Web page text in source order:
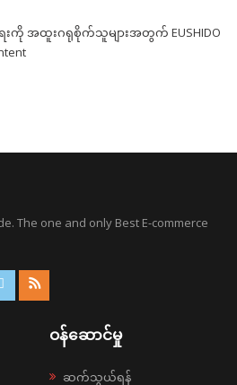
ေးကို အထူးဂရုစိုက်သူများအတွက် EUSHIDO
The one and only Best E-commerce
ဝန်ဆောင်မှု
ဆက်သွယ်ရန်